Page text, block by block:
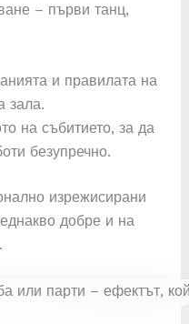
– първи танц,
и правилата на
зала.
на събитието, за да
безупречно.
изрежисирани
добре и на
или парти – ефектът,